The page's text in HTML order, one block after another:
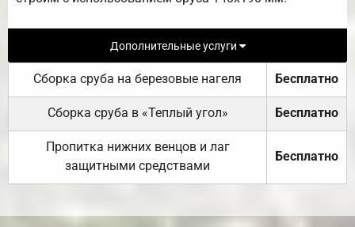
Дополнительные услуги
Сборка сруба на березовые нагеля Бесплатно
Сборка сруба в «Теплый угол» Бесплатно
Пропитка нижних венцов и лаг
защитными средствами
Бесплатно